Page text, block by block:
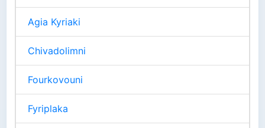
Agia Kyriaki
Chivadolimni
Fourkovouni
Fyriplaka